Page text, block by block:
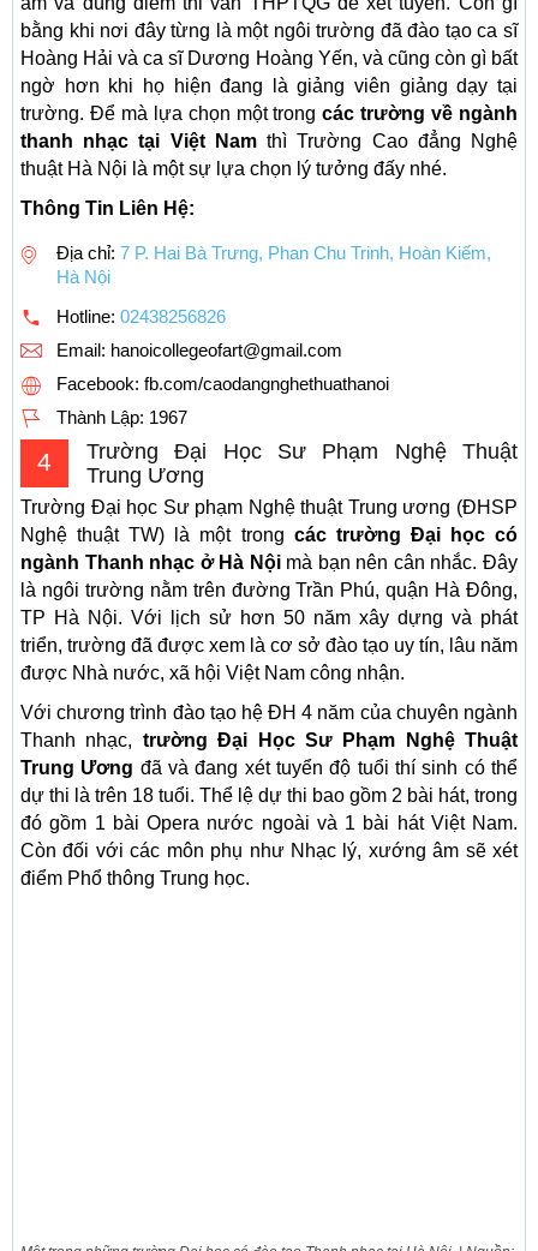
bằng khi nơi đây từng là một ngôi trường đã đào tạo ca sĩ
Hoàng Hải và ca sĩ Dương Hoàng Yến, và cũng còn gì bất
ngờ hơn khi họ hiện đang là giảng viên giảng dạy tại
trường. Để mà lựa chọn một trongcác trường về ngành
thanh nhạc tại Việt Namthì Trường Cao đẳng Nghệ
thuật Hà Nội là một sự lựa chọn lý tưởng đấy nhé.
Thông Tin Liên Hệ:
Địa chỉ: 7 P. Hai Bà Trưng, Phan Chu Trinh, Hoàn Kiếm,
Hà Nội
Hotline: 02438256826
Email: hanoicollegeofart@gmail.com
Facebook: fb.com/caodangnghethuathanoi
Thành Lập: 1967
4
Trường Đại Học Sư Phạm Nghệ Thuật
Trung Ương
Trường Đại học Sư phạm Nghệ thuật Trung ương (ĐHSP
Nghệ thuật TW) là một trong các trường Đại học có
ngành Thanh nhạc ở Hà Nộimà bạn nên cân nhắc. Đây
là ngôi trường nằm trên đường Trần Phú, quận Hà Đông,
TP Hà Nội. Với lịch sử hơn 50 năm xây dựng và phát
triển, trường đã được xem là cơ sở đào tạo uy tín, lâu năm
được Nhà nước, xã hội Việt Nam công nhận.
Với chương trình đào tạo hệ ĐH 4 năm của chuyên ngành
Thanh nhạc, trường Đại Học Sư Phạm Nghệ Thuật
Trung Ương đã và đang xét tuyển độ tuổi thí sinh có thể
dự thi là trên 18 tuổi. Thể lệ dự thi bao gồm 2 bài hát, trong
đó gồm 1 bài Opera nước ngoài và 1 bài hát Việt Nam.
Còn đối với các môn phụ như Nhạc lý, xướng âm sẽ xét
điểm Phổ thông Trung học.